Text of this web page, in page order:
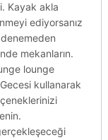
Kayak akla
ediyorsanız
mekanların.
lounge
kullanarak